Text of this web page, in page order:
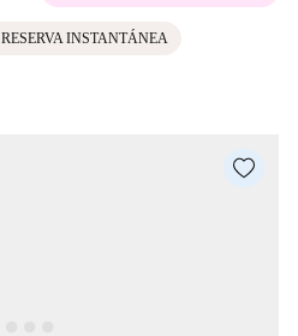
RESERVA INSTANTÁNEA